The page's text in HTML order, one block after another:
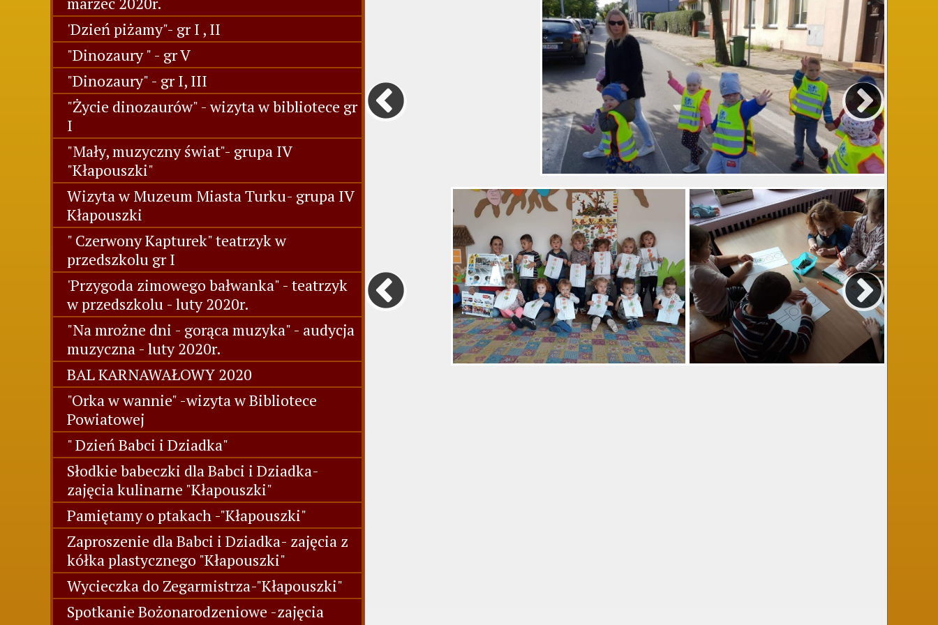
'Dzień piżamy"- gr I , II
"Dinozaury " - gr V
"Dinozaury" - gr I, III
"Życie dinozaurów" - wizyta w bibliotece gr
I
"Mały, muzyczny świat"- grupa IV
"Kłapouszki"
Wizyta w Muzeum Miasta Turku- grupa IV
Kłapouszki
" Czerwony Kapturek" teatrzyk w
przedszkolu gr I
'Przygoda zimowego bałwanka" - teatrzyk
w przedszkolu - luty 2020r.
"Na mrożne dni - gorąca muzyka" - audycja
muzyczna - luty 2020r.
BAL KARNAWAŁOWY 2020
"Orka w wannie" -wizyta w Bibliotece
Powiatowej
" Dzień Babci i Dziadka"
Słodkie babeczki dla Babci i Dziadka-
zajęcia kulinarne "Kłapouszki"
Pamiętamy o ptakach -"Kłapouszki"
Zaproszenie dla Babci i Dziadka- zajęcia z
kółka plastycznego "Kłapouszki"
Wycieczka do Zegarmistrza-"Kłapouszki"
Spotkanie Bożonarodzeniowe -zajęcia